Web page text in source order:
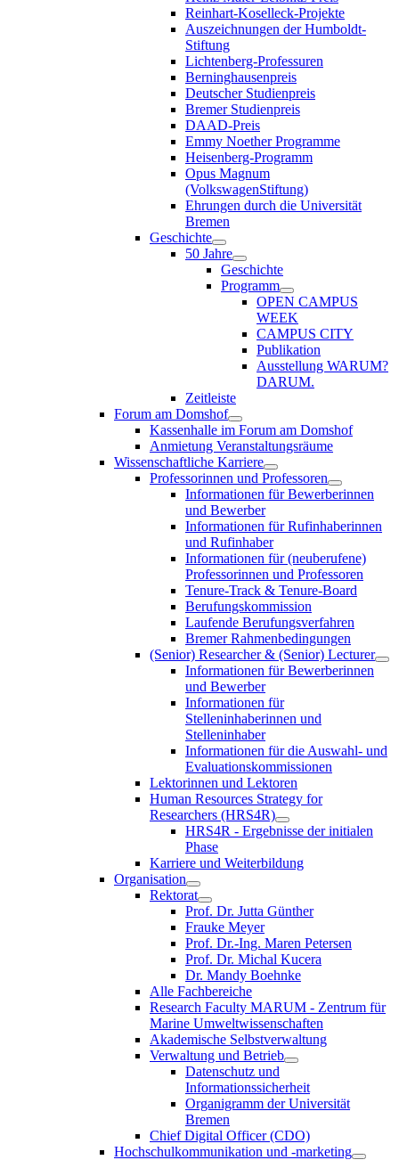
Reinhart-Koselleck-Projekte
Auszeichnungen der Humboldt-
Stiftung
Lichtenberg-Professuren
Berninghausenpreis
Deutscher Studienpreis
Bremer Studienpreis
DAAD-Preis
Emmy Noether Programme
Heisenberg-Programm
Opus Magnum
(VolkswagenStiftung)
Ehrungen durch die Universität
Bremen
Geschichte
50 Jahre
Geschichte
Programm
OPEN CAMPUS
WEEK
CAMPUS CITY
Publikation
Ausstellung WARUM?
DARUM.
Zeitleiste
Forum am Domshof
Kassenhalle im Forum am Domshof
Anmietung Veranstaltungsräume
Wissenschaftliche Karriere
Professorinnen und Professoren
Informationen für Bewerberinnen
und Bewerber
Informationen für Rufinhaberinnen
und Rufinhaber
Informationen für (neuberufene)
Professorinnen und Professoren
Tenure-Track & Tenure-Board
Berufungskommission
Laufende Berufungsverfahren
Bremer Rahmenbedingungen
(Senior) Researcher & (Senior) Lecturer
Informationen für Bewerberinnen
und Bewerber
Informationen für
Stelleninhaberinnen und
Stelleninhaber
Informationen für die Auswahl- und
Evaluationskommissionen
Lektorinnen und Lektoren
Human Resources Strategy for
Researchers (HRS4R)
HRS4R - Ergebnisse der initialen
Phase
Karriere und Weiterbildung
Organisation
Rektorat
Prof. Dr. Jutta Günther
Frauke Meyer
Prof. Dr.-Ing. Maren Petersen
Prof. Dr. Michal Kucera
Dr. Mandy Boehnke
Alle Fachbereiche
Research Faculty MARUM - Zentrum für
Marine Umweltwissenschaften
Akademische Selbstverwaltung
Verwaltung und Betrieb
Datenschutz und
Informationssicherheit
Organigramm der Universität
Bremen
Chief Digital Officer (CDO)
Hochschulkommunikation und -marketing